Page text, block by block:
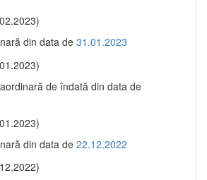
din data de 31.01.2023
de îndată din data de
din data de 22.12.2022